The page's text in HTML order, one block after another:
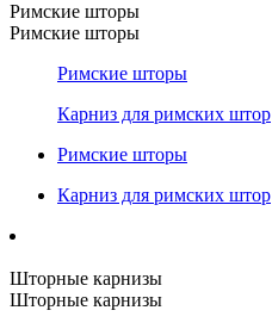
Римские шторы
Римские шторы
Римские шторы
Карниз для римских штор
Римские шторы
Карниз для римских штор
Шторные карнизы
Шторные карнизы